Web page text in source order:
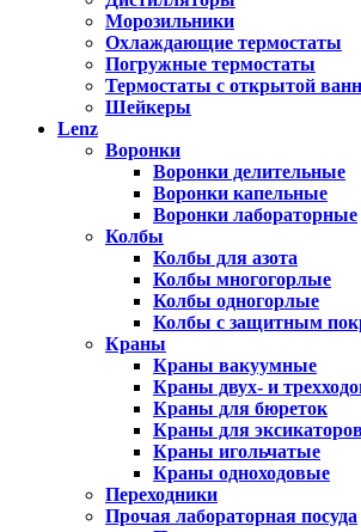
Морозильники
Охлаждающие термостаты
Погружные термостаты
Термостаты с открытой
Шейкеры
Lenz
Воронки
Воронки делительные
Воронки капельные
Воронки лабораторные
Колбы
Колбы для азота
Колбы многогорлые
Колбы одногорлые
Колбы с защитным
Краны
Краны вакуумные
Краны двух- и
Краны для бюреток
Краны для
Краны игольчатые
Краны одноходовые
Переходники
Прочая лабораторная посуда